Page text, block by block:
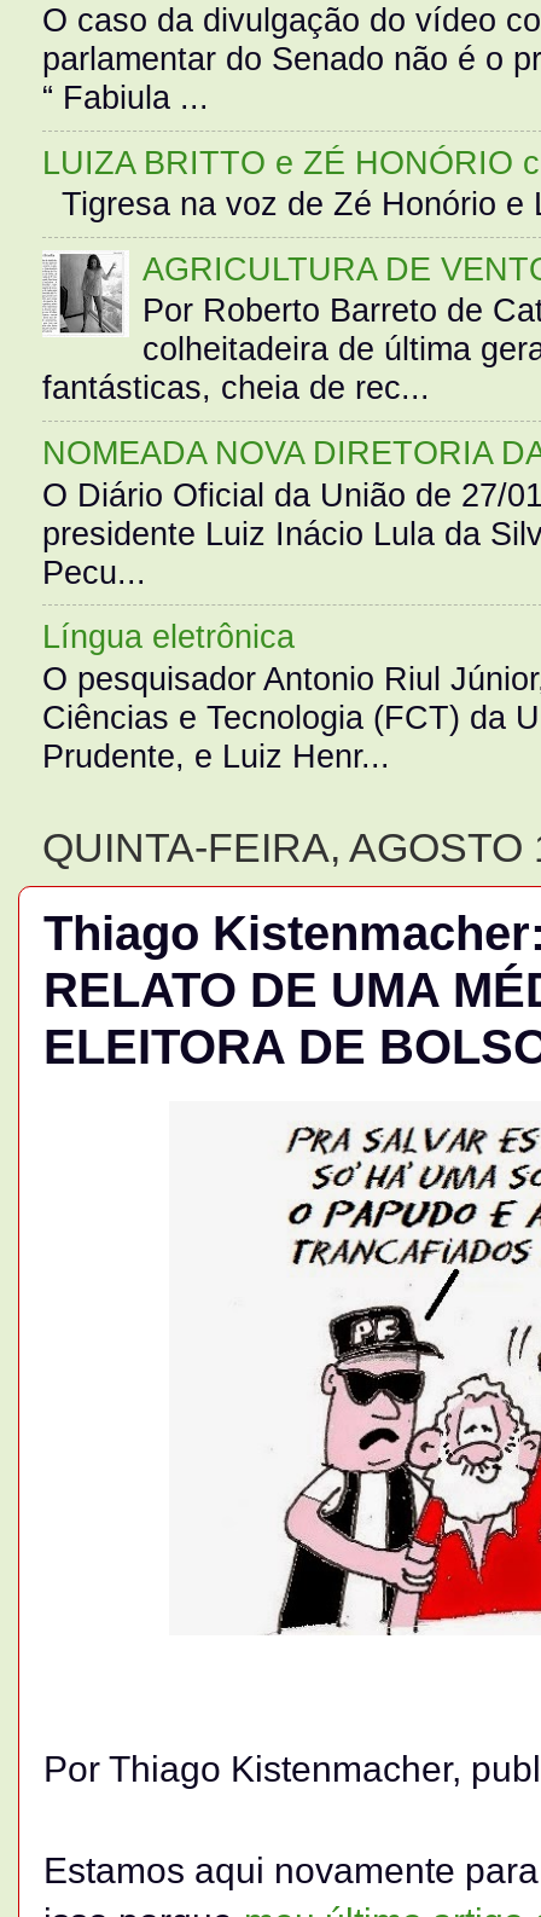
O caso da divulgação do vídeo
parlamentar do Senado não é o
“ Fabiula ...
LUIZA BRITTO e ZÉ HONÓRIO
Tigresa na voz de Zé Honório
AGRICULTURA DE
Por Roberto Barreto de
colheitadeira de última
fantásticas, cheia de rec...
NOMEADA NOVA DIRETORIA
O Diário Oficial da União de 27/
presidente Luiz Inácio Lula da
Pecu...
Língua eletrônica
O pesquisador Antonio Riul
Ciências e Tecnologia (FCT) da
Prudente, e Luiz Henr...
QUINTA-FEIRA, AGOSTO
Thiago
RELATO DE UMA
ELEITORA DE
Por Thiago Kistenmacher,
Estamos aqui novamente